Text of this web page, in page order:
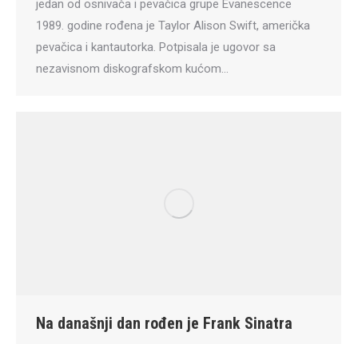
jedan od osnivača i pevačica grupe Evanescence
1989. godine rođena je Taylor Alison Swift, američka
pevačica i kantautorka. Potpisala je ugovor sa
nezavisnom diskografskom kućom…
Na današnji dan rođen je Frank Sinatra